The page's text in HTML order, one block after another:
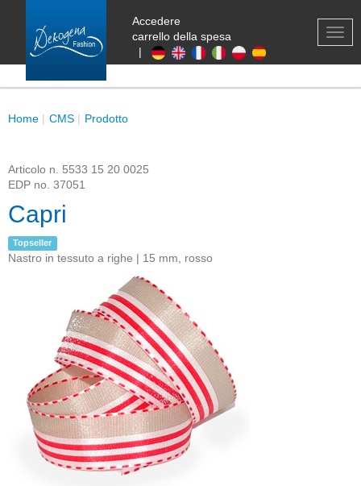
Accedere
carrello della spesa
|
Home CMS Prodotto
Articolo n. 5533 15 20 0025
EDP no. 37051
Capri
Topseller
Nastro in tessuto a righe | 15 mm, rosso